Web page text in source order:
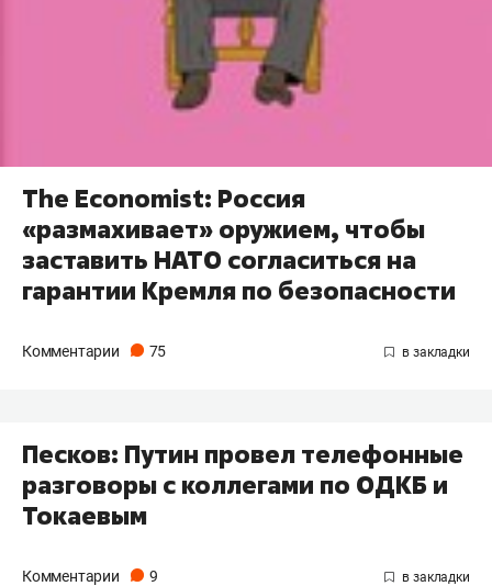
The Economist: Россия
«размахивает» оружием, чтобы
заставить НАТО согласиться на
гарантии Кремля по безопасности
Комментарии 75
Песков: Путин провел телефонные
разговоры с коллегами по ОДКБ и
Токаевым
Комментарии 9